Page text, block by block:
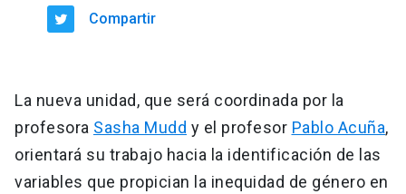
Compartir
La nueva unidad, que será coordinada por la
profesora Sasha Mudd y el profesor Pablo Acuña,
orientará su trabajo hacia la identificación de las
variables que propician la inequidad de género en